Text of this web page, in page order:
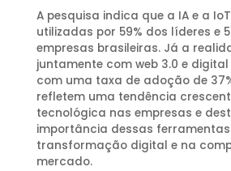
A pesquisa indica que a IA e a
utilizadas por 59% dos líderes e
empresas brasileiras. Já a
juntamente com web 3.0 e
com uma taxa de adoção de
refletem uma tendência
tecnológica nas empresas e
importância dessas
transformação digital e na
mercado.